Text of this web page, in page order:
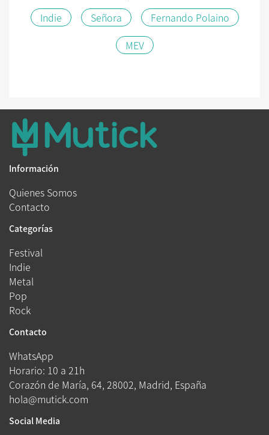
Indie Señora
Fernando Polaino
MEV
Información
Quienes Somos
Contacto
Categorías
Festival
Indie
Metal
Pop
Rock
Contacto
WhatsApp
Horario: 10 a 21h
Corazón de María, 64, 28002, Madrid, España
hola@mutick.com
Social Media